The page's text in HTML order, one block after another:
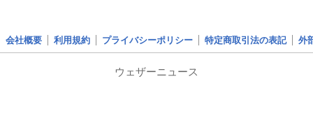
会社概要 利用規約 プライバシーポリシー 特定商取引法の表記 外
ウェザーニュース